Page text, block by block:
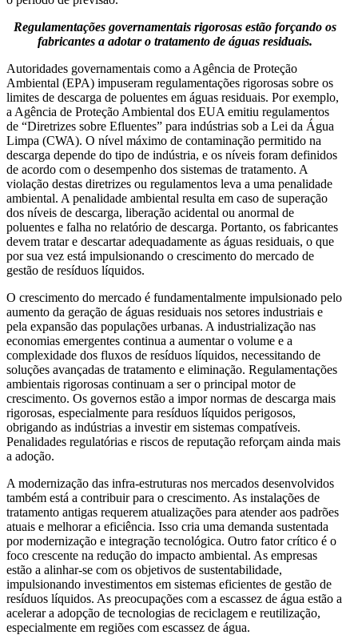
Regulamentações governamentais rigorosas estão forçando os
fabricantes a adotar o tratamento de águas residuais.
Autoridades governamentais como a Agência de Proteção
Ambiental (EPA) impuseram regulamentações rigorosas sobre os
limites de descarga de poluentes em águas residuais. Por exemplo,
a Agência de Proteção Ambiental dos EUA emitiu regulamentos
de “Diretrizes sobre Efluentes” para indústrias sob a Lei da Água
Limpa (CWA). O nível máximo de contaminação permitido na
descarga depende do tipo de indústria, e os níveis foram definidos
de acordo com o desempenho dos sistemas de tratamento. A
violação destas diretrizes ou regulamentos leva a uma penalidade
ambiental. A penalidade ambiental resulta em caso de superação
dos níveis de descarga, liberação acidental ou anormal de
poluentes e falha no relatório de descarga. Portanto, os fabricantes
devem tratar e descartar adequadamente as águas residuais, o que
por sua vez está impulsionando o crescimento do mercado de
gestão de resíduos líquidos.
O crescimento do mercado é fundamentalmente impulsionado pelo
aumento da geração de águas residuais nos setores industriais e
pela expansão das populações urbanas. A industrialização nas
economias emergentes continua a aumentar o volume e a
complexidade dos fluxos de resíduos líquidos, necessitando de
soluções avançadas de tratamento e eliminação. Regulamentações
ambientais rigorosas continuam a ser o principal motor de
crescimento. Os governos estão a impor normas de descarga mais
rigorosas, especialmente para resíduos líquidos perigosos,
obrigando as indústrias a investir em sistemas compatíveis.
Penalidades regulatórias e riscos de reputação reforçam ainda mais
a adoção.
A modernização das infra-estruturas nos mercados desenvolvidos
também está a contribuir para o crescimento. As instalações de
tratamento antigas requerem atualizações para atender aos padrões
atuais e melhorar a eficiência. Isso cria uma demanda sustentada
por modernização e integração tecnológica. Outro fator crítico é o
foco crescente na redução do impacto ambiental. As empresas
estão a alinhar-se com os objetivos de sustentabilidade,
impulsionando investimentos em sistemas eficientes de gestão de
resíduos líquidos. As preocupações com a escassez de água estão a
acelerar a adopção de tecnologias de reciclagem e reutilização,
especialmente em regiões com escassez de água.